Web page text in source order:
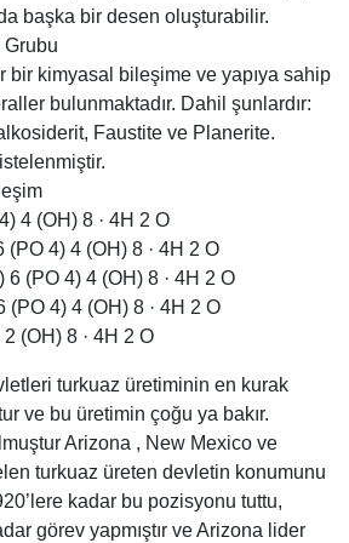
da başka bir desen oluşturabilir.
bir kimyasal bileşime ve yapıya sahip
bulunmaktadır. Dahil şunlardır:
Faustite ve Planerite.
4 (OH) 8 · 4H 2 O
4) 4 (OH) 8 · 4H 2 O
(PO 4) 4 (OH) 8 · 4H 2 O
(PO 4) 4 (OH) 8 · 4H 2 O
(OH) 8 · 4H 2 O
turkuaz üretiminin en kurak
ve bu üretimin çoğu ya bakır.
Arizona , New Mexico ve
turkuaz üreten devletin konumunu
kadar bu pozisyonu tuttu,
görev yapmıştır ve Arizona lider